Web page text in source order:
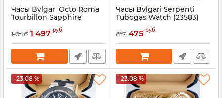
Часы Bvlgari Octo Roma
Tourbillon Sapphire
Артикул: 23830
1 646 1 497 руб.
Часы Bvlgari Serpenti
Tubogas Watch (23583)
23583
617 475 руб.
-23.08 % -23.08 %